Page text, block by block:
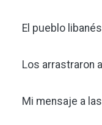
El pueblo
Los arrastraron
Mi mensaje a